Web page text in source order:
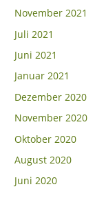
November 2021
Juli 2021
Juni 2021
Januar 2021
Dezember 2020
November 2020
Oktober 2020
August 2020
Juni 2020